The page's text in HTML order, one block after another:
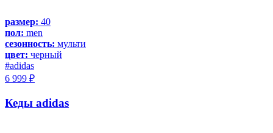
размер: 40
пол: men
сезонность: мульти
цвет: черный
#adidas
6 999 ₽
Кеды adidas